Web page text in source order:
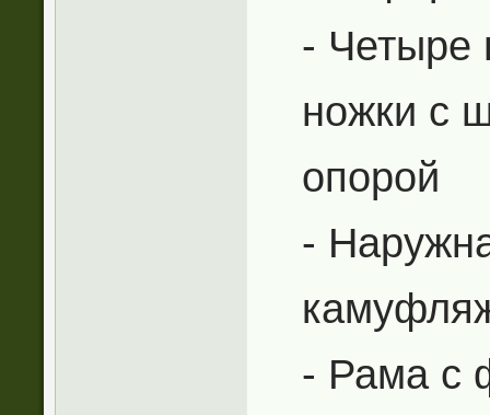
- Четыре
ножки с
опорой
-
- Рама с